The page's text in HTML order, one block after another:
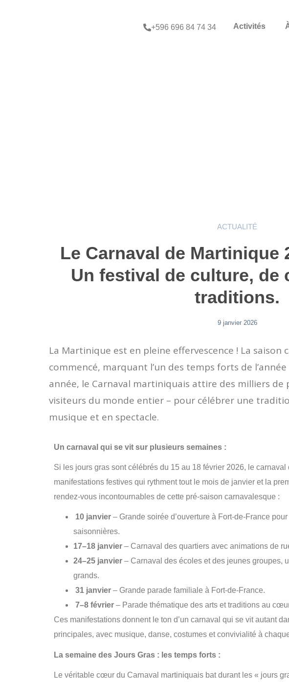
+596 696 84 74 34 Activités
ACTUALITÉ
Le Carnaval de Martinique
Un festival de culture, de
traditions.
9 janvier 2026
La Martinique est en pleine effervescence ! La saison
commencé, marquant l’un des temps forts de
année, le Carnaval martiniquais attire des milliers de
visiteurs du monde entier – pour célébrer une
musique et en spectacle.
Un carnaval qui se vit sur plusieurs semaines :
Si les jours gras sont célébrés du 15 au 18 février 2026, le
manifestations festives qui rythment tout le mois de janvier et la
rendez-vous incontournables de cette pré-saison carnavalesque :
10 janvier – Grande soirée d’ouverture à Fort-de-France
saisonnières.
17–18 janvier – Carnaval des quartiers avec animations de
24–25 janvier – Carnaval des écoles et des jeunes groupes,
grands.
31 janvier – Grande parade familiale à Fort-de-France.
7–8 février – Parade thématique des arts et traditions au
Ces manifestations donnent le ton d’un carnaval qui se vit autant
principales, avec musique, danse, costumes et convivialité à
La semaine des Jours Gras : les temps forts :
Le véritable cœur du Carnaval martiniquais bat durant les « jours